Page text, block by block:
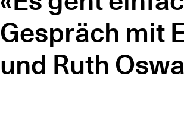
Gespräch mit
und Ruth